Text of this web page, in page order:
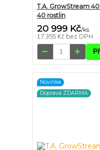
T.A. GrowStream
40 rostlin
20 999 Kč/ks
17 355 Kč bez DPH
Novinka
Doprava ZDARMA